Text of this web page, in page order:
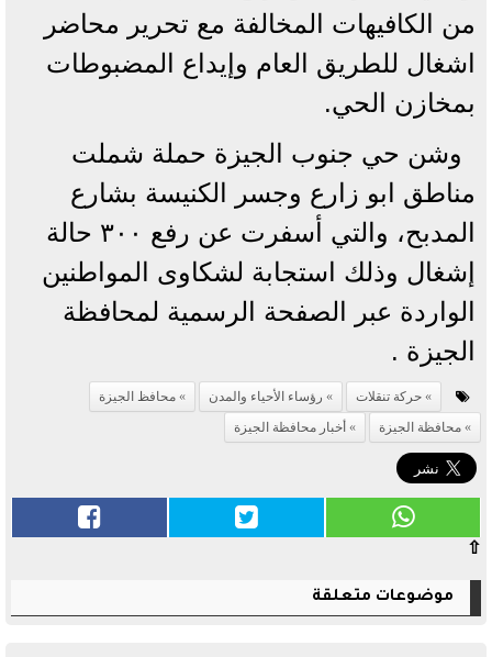
من الكافيهات المخالفة مع تحرير محاضر
اشغال للطريق العام وإيداع المضبوطات
بمخازن الحي.
وشن حي جنوب الجيزة حملة شملت
مناطق ابو زارع وجسر الكنيسة بشارع
المدبح، والتي أسفرت عن رفع ٣٠٠ حالة
إشغال وذلك استجابة لشكاوى المواطنين
الواردة عبر الصفحة الرسمية لمحافظة
الجيزة .
حركة تنقلات رؤساء الأحياء والمدن
محافظ الجيزة
محافظة الجيزة
أخبار محافظة الجيزة
⇧
موضوعات متعلقة